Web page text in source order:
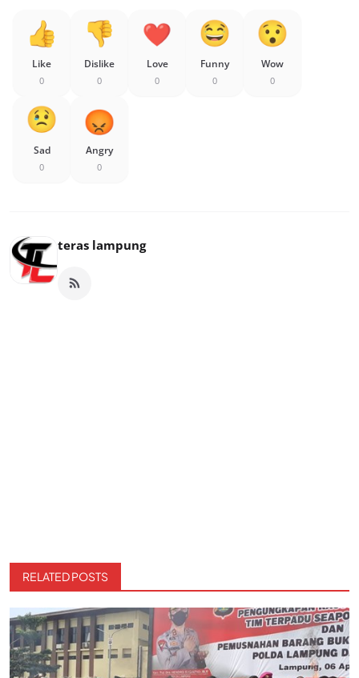
Like
0
Dislike
0
Love
0
Funny
0
Wow
0
Sad
0
Angry
0
teras lampung
RELATED POSTS